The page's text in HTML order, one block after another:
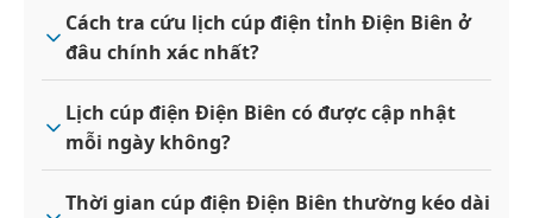
Cách tra cứu lịch cúp điện tỉnh Điện Biên ở
đâu chính xác nhất?
Lịch cúp điện Điện Biên có được cập nhật
mỗi ngày không?
Thời gian cúp điện Điện Biên thường kéo dài